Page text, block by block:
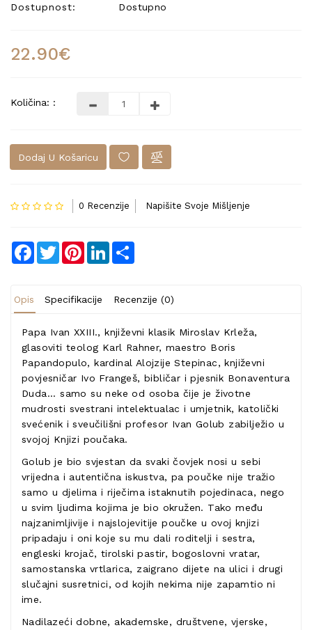
Dostupnost:
Dostupno
22.90€
Količina: :
Dodaj U Košaricu
0 Recenzije Napišite Svoje Mišljenje
Facebook
TwitterPinterestLinkedIn
Opis Specifikacije Recenzije (0)
Papa Ivan XXIII., književni klasik Miroslav Krleža,
glasoviti teolog Karl Rahner, maestro Boris
Papandopulo, kardinal Alojzije Stepinac, književni
povjesničar Ivo Frangeš, bibličar i pjesnik Bonaventura
Duda... samo su neke od osoba čije je životne
mudrosti svestrani intelektualac i umjetnik, katolički
svećenik i sveučilišni profesor Ivan Golub zabilježio u
svojoj Knjizi poučaka.
Golub je bio svjestan da svaki čovjek nosi u sebi
vrijedna i autentična iskustva, pa poučke nije tražio
samo u djelima i riječima istaknutih pojedinaca, nego
u svim ljudima kojima je bio okružen. Tako među
najzanimljivije i najslojevitije poučke u ovoj knjizi
pripadaju i oni koje su mu dali roditelji i sestra,
engleski krojač, tirolski pastir, bogoslovni vratar,
samostanska vrtlarica, zaigrano dijete na ulici i drugi
slučajni susretnici, od kojih nekima nije zapamtio ni
ime.
Nadilazeći dobne, akademske, društvene, vjerske,